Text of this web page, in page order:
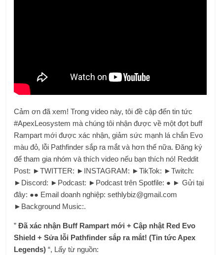
Cảm ơn đã xem! Trong video này, tôi đề cập đến tin tức
#ApexLeosystem mà chúng tôi nhận được về một đợt buff
Rampart mới được xác nhận, giảm sức mạnh lá chắn Evo
màu đỏ, lỗi Pathfinder sắp ra mắt và hơn thế nữa. Đăng ký
để tham gia nhóm và thích video nếu bạn thích nó! Reddit
Post: ►TWITTER: ►INSTAGRAM: ►TikTok: ►Twitch:
►Discord: ►Podcast: ►Podcast trên Spotfile: ● ► Gửi tại
đây: ●● Email doanh nghiệp:sethlybiz@gmail.com
►Background Music:.
”Đã xác nhận Buff Rampart mới + Cập nhật Red Evo
Shield + Sửa lỗi Pathfinder sắp ra mắt! (Tin tức Apex
Legends) “, Lấy từ nguồn: